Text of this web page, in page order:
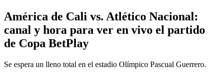
América de Cali vs. Atlético Nacional:
canal y hora para ver en vivo el partido
de Copa BetPlay
Se espera un lleno total en el estadio Olímpico Pascual Guerrero.